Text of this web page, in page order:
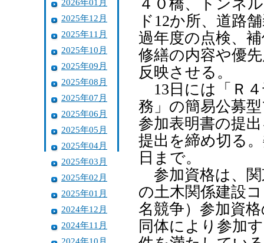
2026年01月
2025年12月
2025年11月
2025年10月
2025年09月
2025年08月
2025年07月
2025年06月
2025年05月
2025年04月
2025年03月
2025年02月
2025年01月
2024年12月
2024年11月
2024年10月
４０橋、トンネ
ド12か所、道路
過年度の点検、
修繕の内容や優
反映させる。
13日には「Ｒ４
務」の簡易公募
参加表明書の提
提出を締め切る
日まで。
参加資格は、関
の土木関係建設
名競争）参加資
同体により参加